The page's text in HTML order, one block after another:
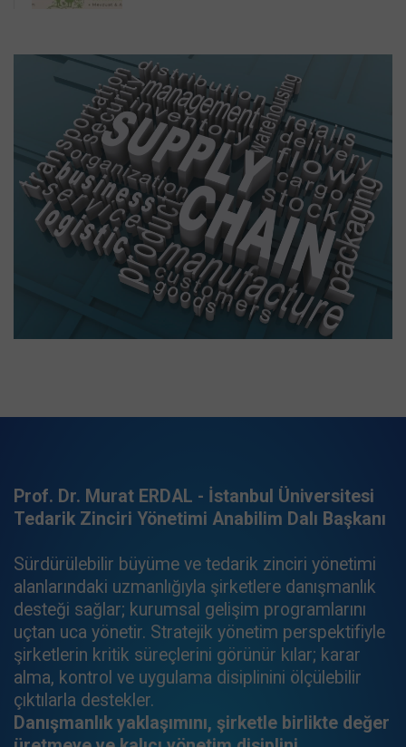
Prof. Dr. Murat ERDAL - İstanbul Üniversitesi
Tedarik Zinciri Yönetimi Anabilim Dalı Başkanı
Sürdürülebilir büyüme ve tedarik zinciri yönetimi
alanlarındaki uzmanlığıyla şirketlere danışmanlık
desteği sağlar; kurumsal gelişim programlarını
uçtan uca yönetir. Stratejik yönetim perspektifiyle
şirketlerin kritik süreçlerini görünür kılar; karar
alma, kontrol ve uygulama disiplinini ölçülebilir
çıktılarla destekler.
Danışmanlık yaklaşımını, şirketle birlikte değer